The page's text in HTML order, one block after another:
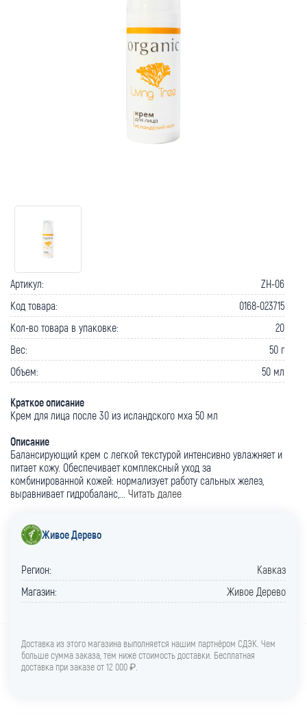
Артикул:
ZH-06
Код товара:
0168-023715
Кол-во товара в упаковке:
20
Вес:
50 г
Объем:
50 мл
Краткое описание
Крем для лица после 30 из исландского мха 50 мл
Описание
Балансирующий крем с легкой текстурой интенсивно увлажняет и
питает кожу. Обеспечивает комплексный уход за
комбинированной кожей: нормализует работу сальных желез,
выравнивает гидробаланс,... Читать далее
Живое Дерево
Регион:
Кавказ
Магазин:
Живое Дерево
Доставка из этого магазина выполняется нашим партнёром СДЭК. Чем
больше сумма заказа, тем ниже стоимость доставки. Бесплатная
доставка при заказе от 12 000 ₽.